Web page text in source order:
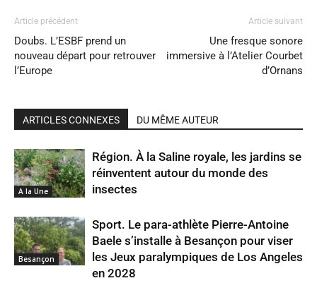
Article précédent
Doubs. L’ESBF prend un
nouveau départ pour retrouver
l’Europe
Article suivant
Une fresque sonore
immersive à l’Atelier Courbet
d’Ornans
ARTICLES CONNEXES DU MÊME AUTEUR
A la Une
Région. À la Saline royale, les jardins se
réinventent autour du monde des
insectes
Besançon
Sport. Le para-athlète Pierre-Antoine
Baele s’installe à Besançon pour viser
les Jeux paralympiques de Los Angeles
en 2028